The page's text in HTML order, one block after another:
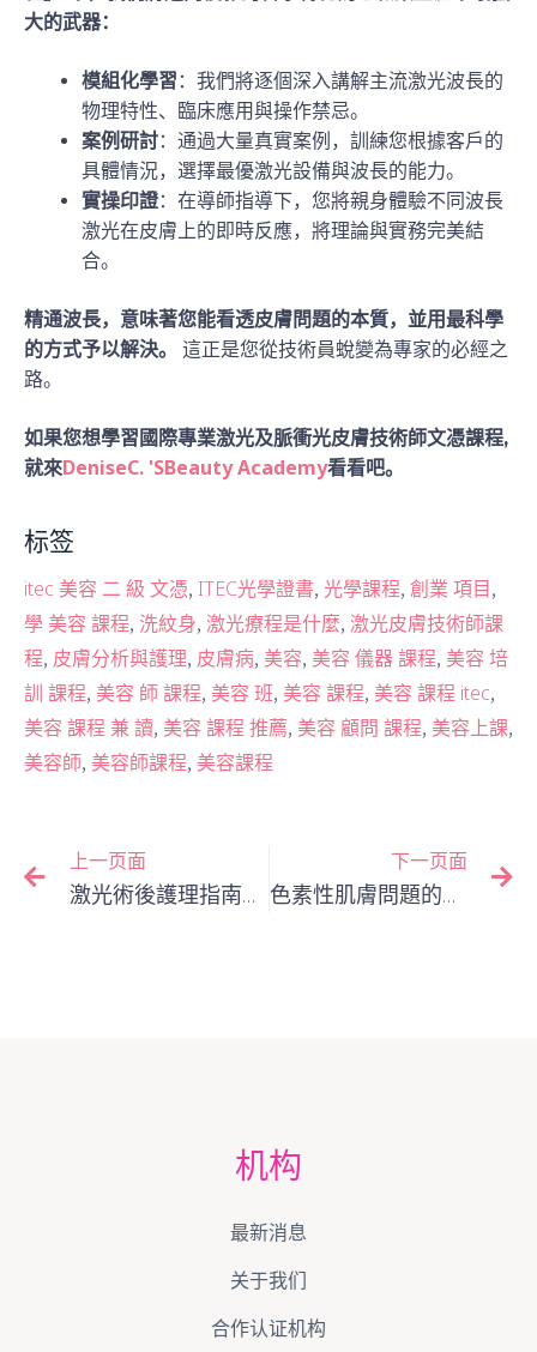
大的武器：
模組化學習 ：我們將逐個深入講解主流激光波長的
物理特性、臨床應用與操作禁忌。
案例研討：通過大量真實案例，訓練您根據客戶的
具體情況，選擇最優激光設備與波長的能力。
實操印證：在導師指導下，您將親身體驗不同波長
激光在皮膚上的即時反應，將理論與實務完美結
合。
精通波長，意味著您能看透皮膚問題的本質，並用最科學
的方式予以解決。
這正是您從技術員蛻變為專家的必經之
路。
如果您想學習國際專業激光及脈衝光皮膚技術師文憑課程,
就來DeniseC. 'SBeauty Academy看看吧。
标签
itec 美容 二 級 文憑, ITEC光學證書, 光學課程, 創業 項目,
學 美容 課程, 洗紋身, 激光療程是什麼, 激光皮膚技術師課
程, 皮膚分析與護理, 皮膚病, 美容, 美容 儀器 課程, 美容 培
訓 課程, 美容 師 課程, 美容 班, 美容 課程, 美容 課程 itec,
美容 課程 兼 讀, 美容 課程 推薦, 美容 顧問 課程, 美容上課,
美容師, 美容師課程, 美容課程
上一页面
激光術後護理指南：專業技術師給客戶的居家保養建議
下一页面
色素性肌膚問題的全光譜解決方案：從淺層斑到深層胎記
机构
最新消息
关于我们
合作认证机构